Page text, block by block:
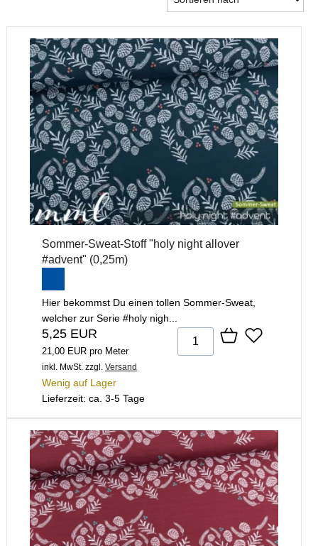
Sommer-Sweat-Stoff "holy night allover
#advent" (0,25m)
Hier bekommst Du einen tollen Sommer-Sweat,
welcher zur Serie #holy nigh...
5,25 EUR
21,00 EUR pro Meter
inkl. MwSt. zzgl. Versand
Wenig auf Lager
Lieferzeit: ca. 3-5 Tage